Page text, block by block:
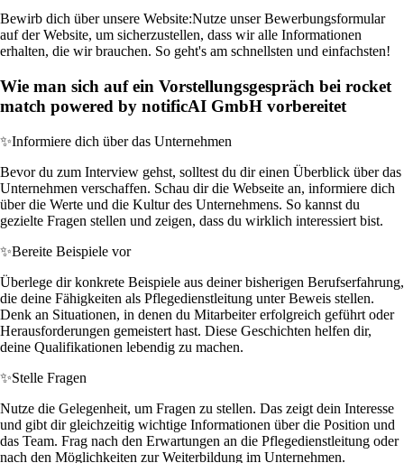
Bewirb dich über unsere Website:Nutze unser Bewerbungsformular
auf der Website, um sicherzustellen, dass wir alle Informationen
erhalten, die wir brauchen. So geht's am schnellsten und einfachsten!
Wie man sich auf ein Vorstellungsgespräch bei rocket
match powered by notificAI GmbH vorbereitet
✨Informiere dich über das Unternehmen
Bevor du zum Interview gehst, solltest du dir einen Überblick über das
Unternehmen verschaffen. Schau dir die Webseite an, informiere dich
über die Werte und die Kultur des Unternehmens. So kannst du
gezielte Fragen stellen und zeigen, dass du wirklich interessiert bist.
✨Bereite Beispiele vor
Überlege dir konkrete Beispiele aus deiner bisherigen Berufserfahrung,
die deine Fähigkeiten als Pflegedienstleitung unter Beweis stellen.
Denk an Situationen, in denen du Mitarbeiter erfolgreich geführt oder
Herausforderungen gemeistert hast. Diese Geschichten helfen dir,
deine Qualifikationen lebendig zu machen.
✨Stelle Fragen
Nutze die Gelegenheit, um Fragen zu stellen. Das zeigt dein Interesse
und gibt dir gleichzeitig wichtige Informationen über die Position und
das Team. Frag nach den Erwartungen an die Pflegedienstleitung oder
nach den Möglichkeiten zur Weiterbildung im Unternehmen.